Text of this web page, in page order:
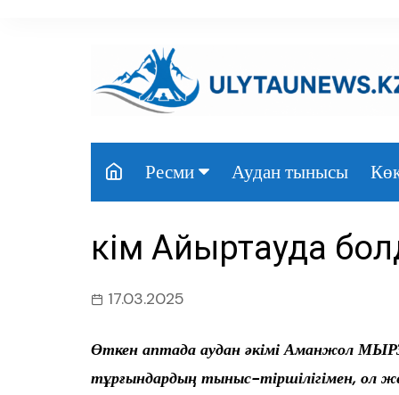
Ресми
Үкімет
Парламент
Аудан тынысы
Әкім Айыртауда
17.03.2025
Өткен аптада аудан әкімі Аманжол
тұрғындардың тыныс-тіршілігімен, ол